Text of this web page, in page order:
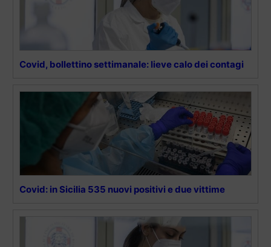
Covid, bollettino settimanale: lieve calo dei contagi
Covid: in Sicilia 535 nuovi positivi e due vittime